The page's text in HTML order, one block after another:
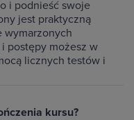
i podnieść swoje
jest praktyczną
wymarzonych
postępy możesz w
licznych testów i
kursu?